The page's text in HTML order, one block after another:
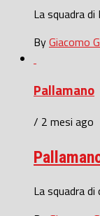
La squadra
ByGiacomo
Pallamano
/ 2 mesi ago
La squadra